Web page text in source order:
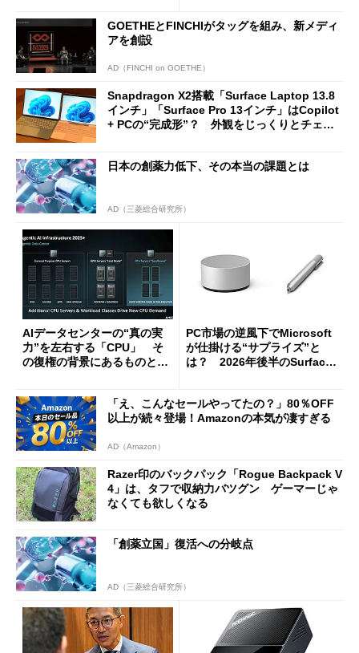
GOETHEとFINCHIがタッグを組み、新メディ
アを創設
AD（FINCHI on GOETHE）
Snapdragon X2搭載「Surface Laptop 13.8
インチ」「Surface Pro 13インチ」はCopilot
+ PCの“完成形”？ 外観をじっくりとチェッ
日本の創薬力低下、その本当の課題とは
AD（三菱総合研究所）
AIデータセンターの“真の実
力”を左右する「CPU」 そ
の復権の背景にあるものと
PC市場の逆風下でMicrosoft
が仕掛ける“サプライズ”と
は？ 2026年後半のSurface
「え、こんなセールやってたの？」80％OFF
以上が続々登場！Amazonの本気が凄すぎる
AD（Amazon）
Razer印のバックパック「Rogue Backpack V
4」は、タフで収納力バツグン ゲーマーじゃ
なくても欲しくなる
「創薬立国」復活への分岐点
AD（三菱総合研究所）